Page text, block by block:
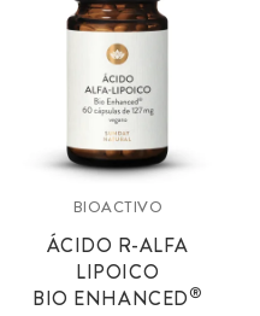
BIOACTIVO
ÁCIDO R-ALFA
LIPOICO
BIO ENHANCED®